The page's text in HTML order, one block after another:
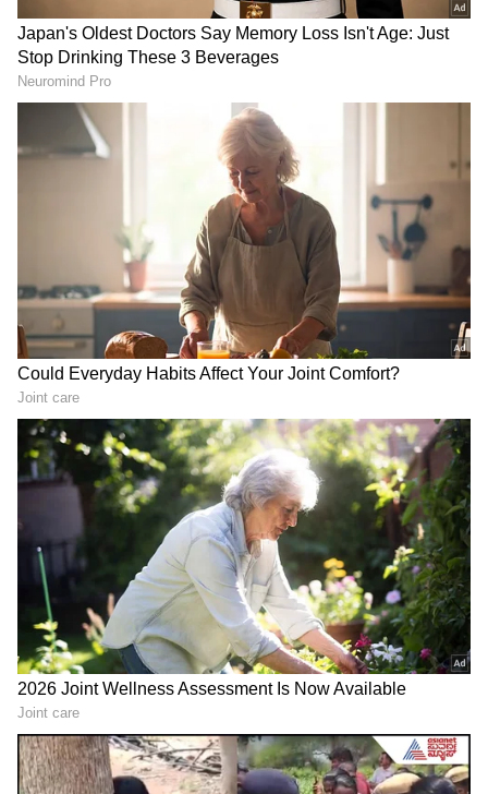
ಹಸಿರು ಬಣ್ಣದ ಲಂಗ ಹಾಗೂ ಕಿತ್ತಳೆ ಬಣ್ಣದ ಬ್ಲೌಸ್‌ ತೊಟ್ಟು
ಹೊಸ ಫೋಟೋಶೂಟ್‌ ಮಾಡಿಸಿರುವ ನಿವೇದಿತಾ ಗೌಡ
ಎಂದಿನಂತೆ ಮುದ್ದಾಗಿ ಕಾಣುತ್ತಿದ್ದಾರೆ. ಸಾಮಾನ್ಯವಾಗಿ ಅವರ
ಪೋಸ್ಟ್‌ಗೆ ಬರುತ್ತಿದ್ದ ಕೆಟ್ಟ ಕಾಮೆಂಟ್ಸ್‌ಗಳು ಈ ಬಾರಿ
ನಾಪತ್ತೆಯಾಗಿವೆ.
Related Articles
Niveditha Gowda: ಹಸಿರು ಸೀರೆಯುಟ್ಟು ನಾಚಿ ನಿಂತ
ನಿವೇದಿತಾ ಗೌಡ; '2ನೇ ಮದುವೆ'ಗೆ ರೆಡಿನಾ ಎಂದ